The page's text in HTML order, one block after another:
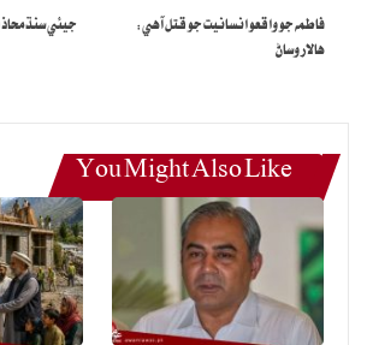
تي نگرانيءَ جي نظام اثرائتو بڻائي سمگلرن
فاطمه جو واقعو انسانيت جو قتل آهي:
هالار وساڻ
جيئي سنڌ محاذ
You Might Also Like